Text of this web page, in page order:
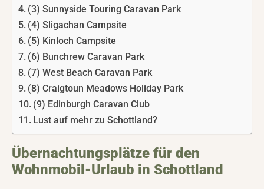
(3) Sunnyside Touring Caravan Park
(4) Sligachan Campsite
(5) Kinloch Campsite
(6) Bunchrew Caravan Park
(7) West Beach Caravan Park
(8) Craigtoun Meadows Holiday Park
(9) Edinburgh Caravan Club
Lust auf mehr zu Schottland?
Übernachtungsplätze für den
Wohnmobil-Urlaub in Schottland